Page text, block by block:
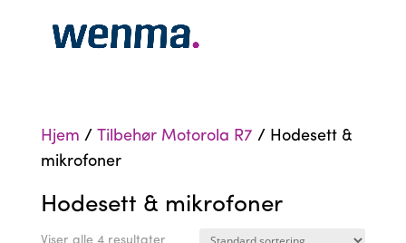
Hjem / Tilbehør Motorola R7 / Hodesett &
mikrofoner
Hodesett & mikrofoner